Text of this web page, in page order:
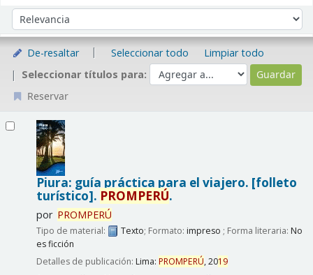
Ordenar por:
De-resaltar Seleccionar todo
Limpiar todo
Seleccionar títulos para:
Reservar
Piura: guía práctica para el viajero. [folleto
turístico]. PROMPERÚ.
por PROMPERÚ
Tipo de material: Texto; Formato: impreso ; Forma literaria: No
es ficción
Detalles de publicación: Lima: PROMPERÚ,2019